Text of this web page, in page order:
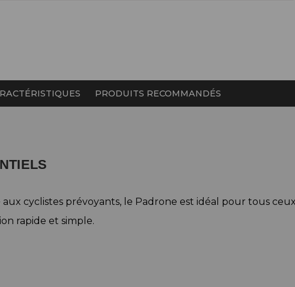
PRODUITS RECOMMANDÉS
cyclistes prévoyants, le Padrone est idéal pour tous
rapide et simple.